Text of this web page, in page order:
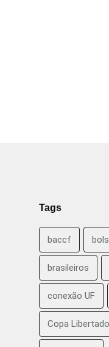
Tags
baccf
brasileiros
conexão UF
Copa